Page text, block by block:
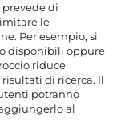
di
le
Per esempio, si
disponibili oppure
riduce
di ricerca. Il
potranno
al